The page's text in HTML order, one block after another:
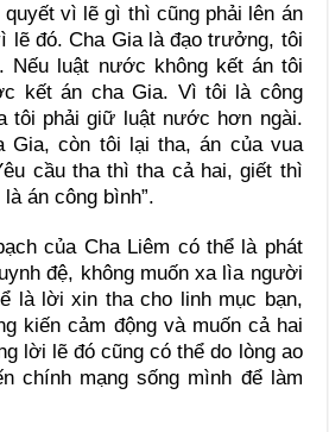
quyết vì lẽ gì thì cũng phải lên án
lẽ đó. Cha Gia là đạo trưởng, tôi
Nếu luật nước không kết án tôi
kết án cha Gia. Vì tôi là công
tôi phải giữ luật nước hơn ngài.
Gia, còn tôi lại tha, án của vua
cầu tha thì tha cả hai, giết thì
án công bình”.
của Cha Liêm có thể là phát
đệ, không muốn xa lìa người
là lời xin tha cho linh mục bạn,
kiến cảm động và muốn cả hai
lời lẽ đó cũng có thể do lòng ao
chính mạng sống mình để làm